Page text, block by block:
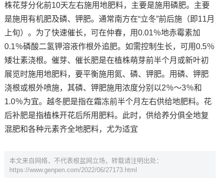
株花芽分化前10天左右施用地肥料，主要是施用磷肥。主要
是施用有机肥及磷、钾肥。通常南方在“立冬”前后施（即11月
上旬）。为了快速催长，可在仲春，用0.01％地赤霉素加
0.1％磷酸二氢钾溶液作根外追肥。如需控制生长，可用0.5％
矮壮素浇根。催芽、催长肥是在植株萌芽前半个月或新叶初
展览时施用地肥料，要平衡施用氮、磷、钾肥。用磷、钾肥
浇根或根外喷施，其磷、钾肥施用浓度分别以2％～3％和
1.0％为宜。越冬肥是指在霜冻前半个月左右供给地肥料。花
后补肥是指植株开花后所用肥料。此时，供给养分俱全地复
混肥和各种元素齐全地肥料，尤为适宜
本文来自网络，不代表根盆网立场，转载请注明出处：
https://www.genpen.com/2022/06/27173.html